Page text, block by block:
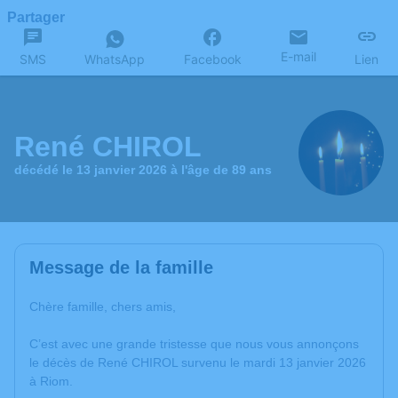
Partager
SMS WhatsApp Facebook E-mail Lien
René CHIROL
décédé le 13 janvier 2026 à l'âge de 89 ans
Message de la famille
Chère famille, chers amis,
C’est avec une grande tristesse que nous vous annonçons
le décès de René CHIROL survenu le mardi 13 janvier 2026
à Riom.